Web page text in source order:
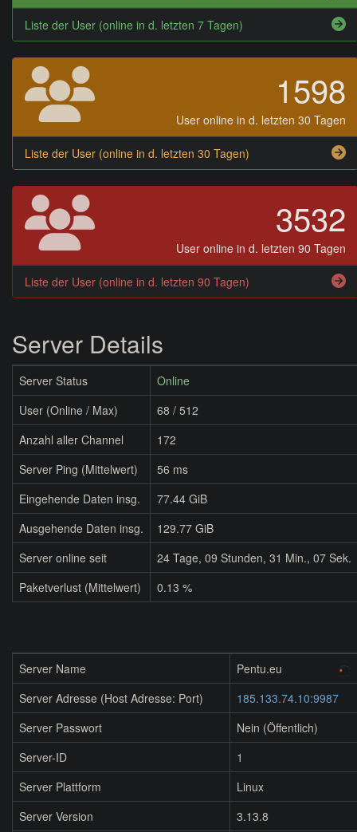
Liste der User (online in d. letzten 7 Tagen)
1598
User online in d. letzten 30 Tagen
Liste der User (online in d. letzten 30 Tagen)
3532
User online in d. letzten 90 Tagen
Liste der User (online in d. letzten 90 Tagen)
Server Details
Server Status
Online
User (Online / Max)
68 / 512
Anzahl aller Channel
172
Server Ping (Mittelwert)
56 ms
Eingehende Daten insg.
77.44 GiB
Ausgehende Daten insg.
129.77 GiB
Server online seit
24 Tage, 09 Stunden, 31 Min., 07 Sek.
Paketverlust (Mittelwert)
0.13 %
Server Name
Pentu.eu
Server Adresse (Host Adresse: Port)
185.133.74.10:9987
Server Passwort
Nein (Öffentlich)
Server-ID
1
Server Plattform
Linux
Server Version
3.13.8